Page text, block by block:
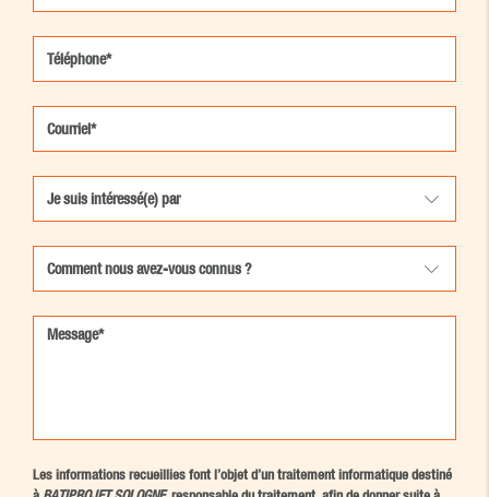
Les informations recueillies font l’objet d’un traitement informatique destiné